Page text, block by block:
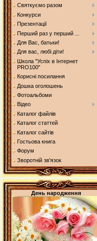
Святкуємо разом
Конкурси
Презентації
Перший раз у перший ...
Для Вас, батьки!
Для вас, любі діти!
Школа "Успіх в Інтернет
PRO100"
Корисні посилання
Дошка оголошень
Фотоальбоми
Відео
Каталог файлів
Каталог статтей
Каталог сайтів
Гостьова книга
Форум
Зворотній зв'язок
День народження